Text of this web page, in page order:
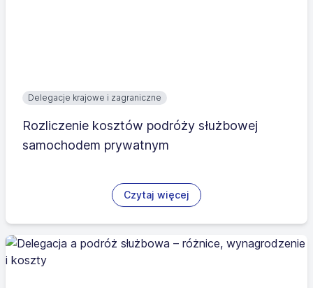
Delegacje krajowe i zagraniczne
Rozliczenie kosztów podróży służbowej
samochodem prywatnym
Czytaj więcej